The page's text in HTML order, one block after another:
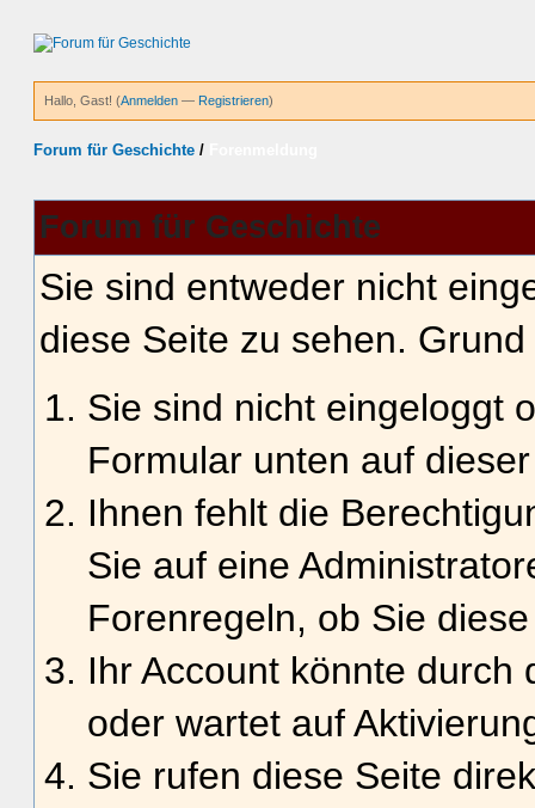
Hallo, Gast! (Anmelden — Registrieren)
Forum für Geschichte /
Forum für Geschichte
Sie sind entweder nicht
diese Seite zu sehen.
Sie sind nicht eingeloggt
Formular unten auf
Ihnen fehlt die
Sie auf eine
Forenregeln, ob Sie
Ihr Account könnte durch
oder wartet auf
Sie rufen diese Seite